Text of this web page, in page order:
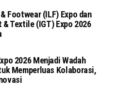
Footwear (ILF) Expo dan
& Textile (IGT) Expo 2026
2026 Menjadi Wadah
Memperluas Kolaborasi,